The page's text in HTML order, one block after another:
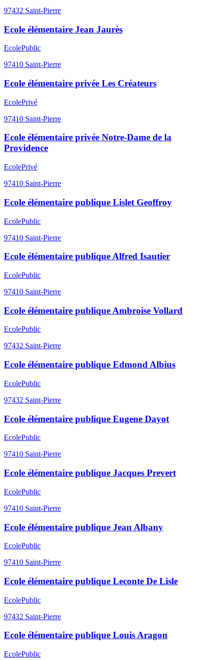
97432 Saint-Pierre
Ecole élémentaire Jean Jaurès
EcolePublic
97410 Saint-Pierre
Ecole élémentaire privée Les Créateurs
EcolePrivé
97410 Saint-Pierre
Ecole élémentaire privée Notre-Dame de la
Providence
EcolePrivé
97410 Saint-Pierre
Ecole élémentaire publique Lislet Geoffroy
EcolePublic
97410 Saint-Pierre
Ecole élémentaire publique Alfred Isautier
EcolePublic
97410 Saint-Pierre
Ecole élémentaire publique Ambroise Vollard
EcolePublic
97432 Saint-Pierre
Ecole élémentaire publique Edmond Albius
EcolePublic
97432 Saint-Pierre
Ecole élémentaire publique Eugene Dayot
EcolePublic
97410 Saint-Pierre
Ecole élémentaire publique Jacques Prevert
EcolePublic
97410 Saint-Pierre
Ecole élémentaire publique Jean Albany
EcolePublic
97410 Saint-Pierre
Ecole élémentaire publique Leconte De Lisle
EcolePublic
97432 Saint-Pierre
Ecole élémentaire publique Louis Aragon
EcolePublic